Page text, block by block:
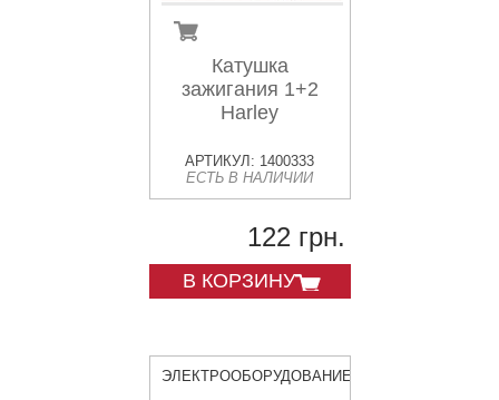
Катушка
зажигания 1+2
Harley
АРТИКУЛ: 1400333
ЕСТЬ В НАЛИЧИИ
122 грн.
В КОРЗИНУ
ЭЛЕКТРООБОРУДОВАНИЕ